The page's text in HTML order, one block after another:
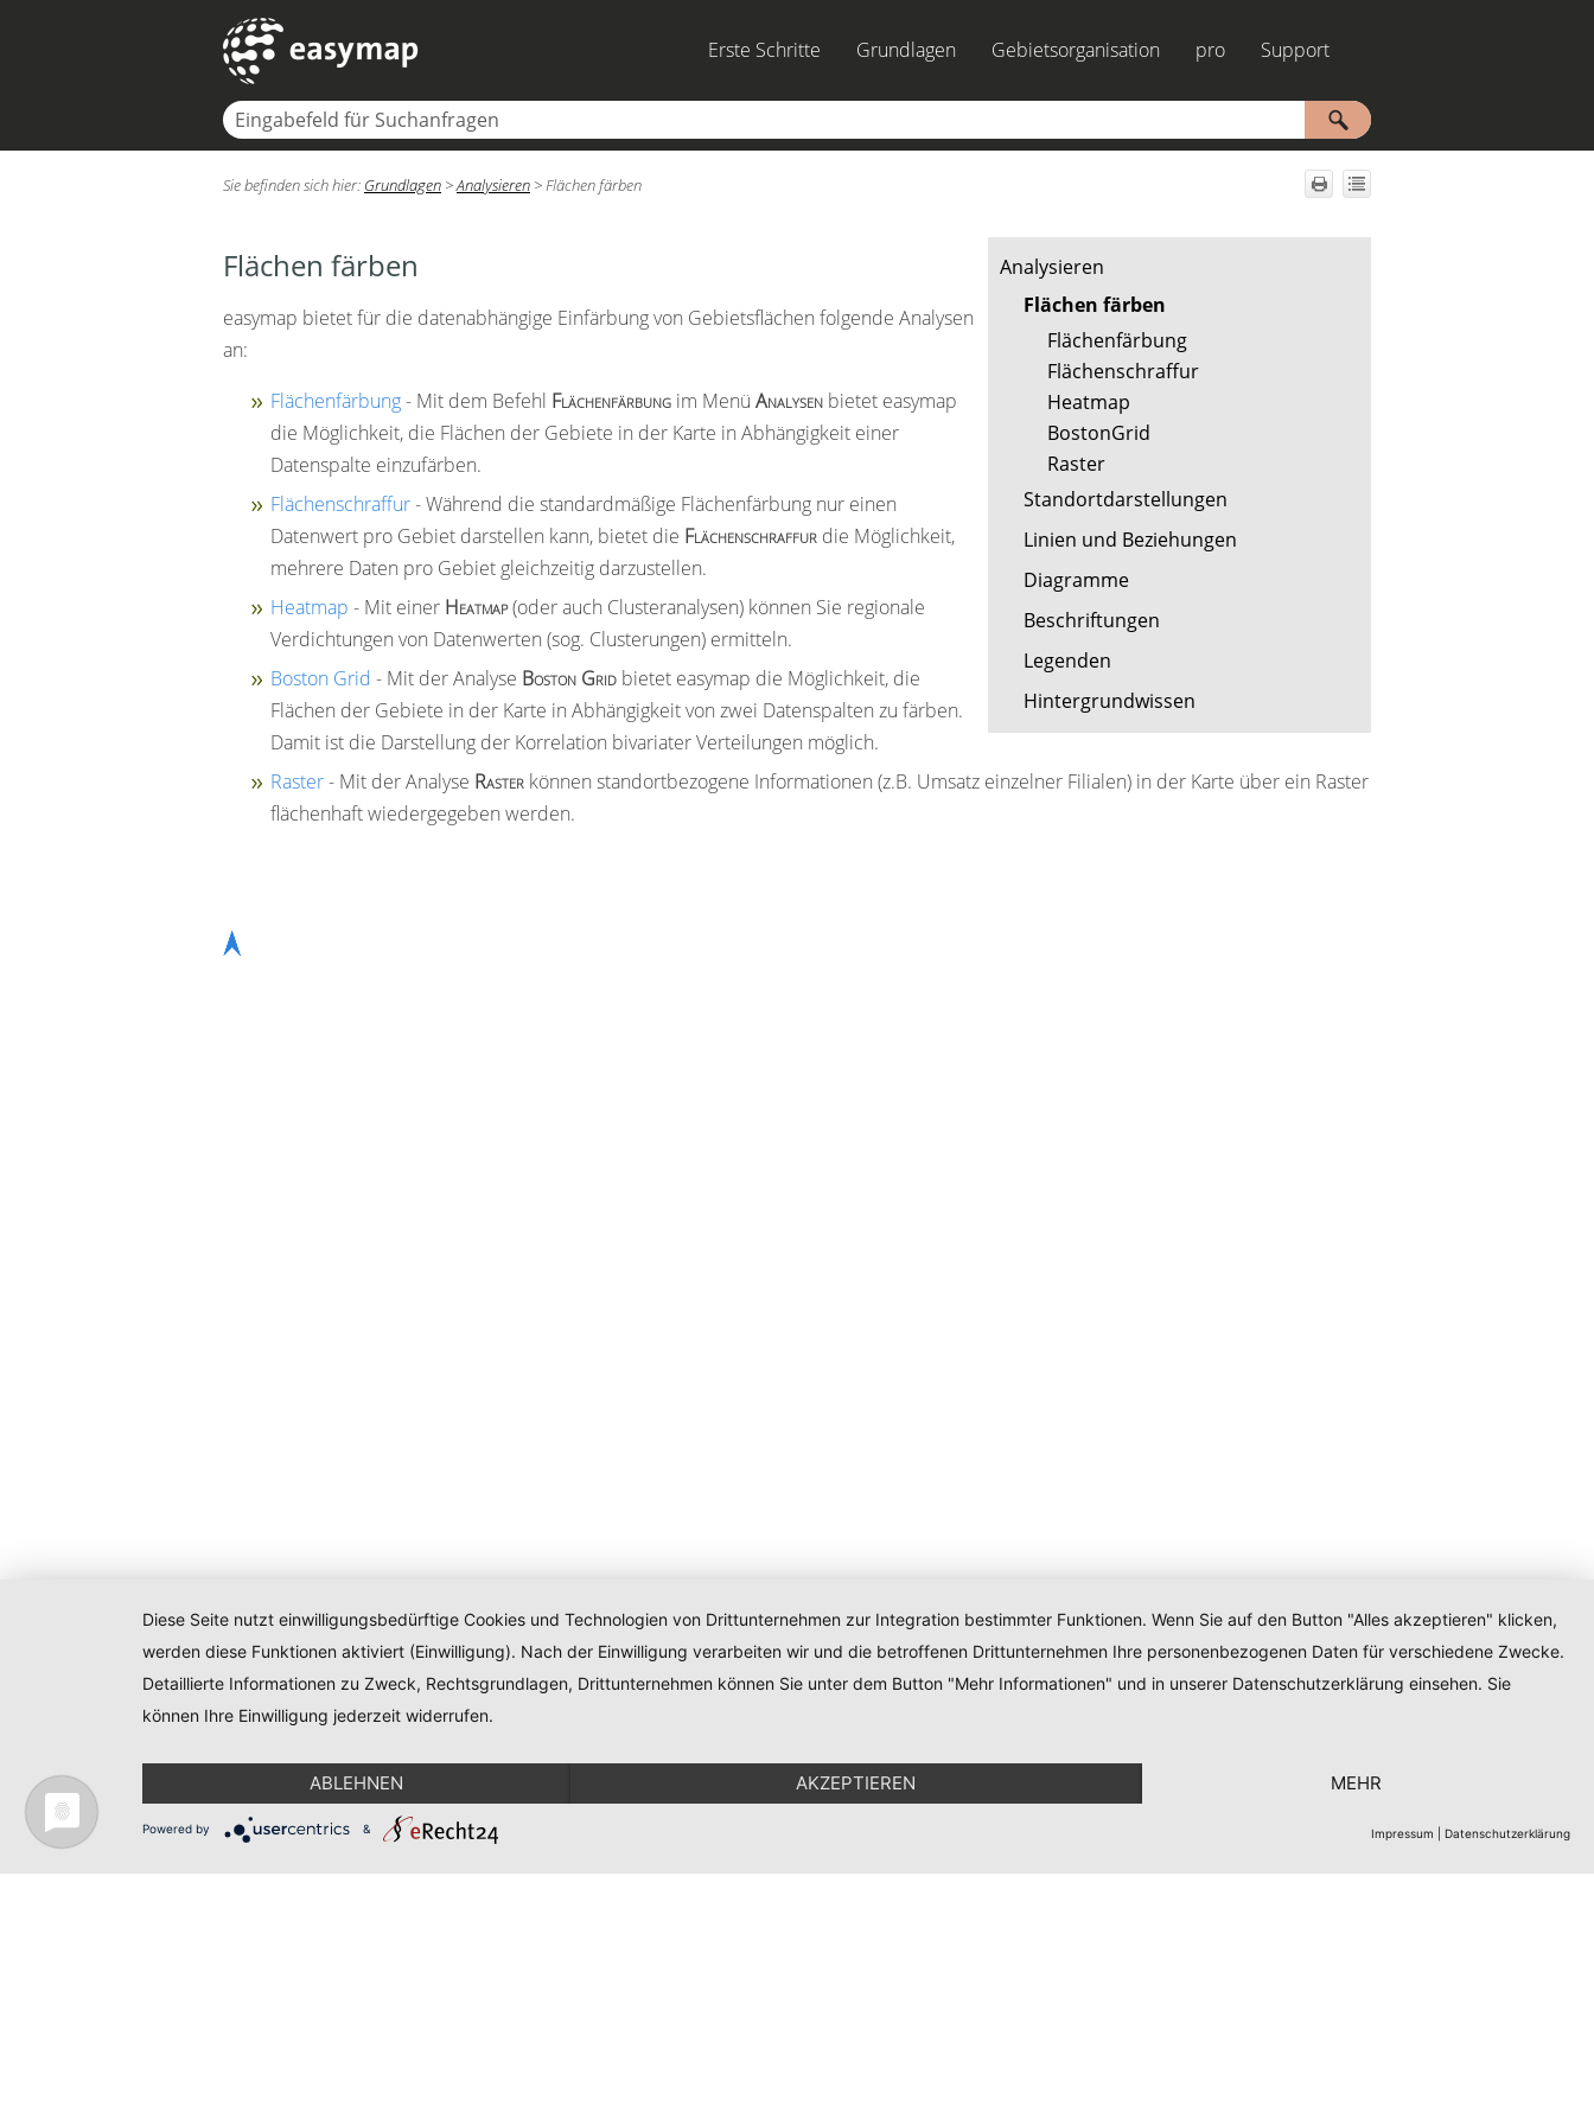
Erste Schritte Grundlagen Gebietsorganisation pro Support
Analysieren
Flächen färben
Flächenfärbung
Flächenschraffur
Heatmap
BostonGrid
Raster
Standortdarstellungen
Linien und Beziehungen
Diagramme
Beschriftungen
Legenden
Hintergrundwissen
Sie befinden sich hier: Grundlagen >Analysieren >Flächen färben
Flächen färben
easymap bietet für die datenabhängige Einfärbung von Gebietsflächen folgende Analysen
an:
Flächenfärbung- Mit dem Befehl Flächenfärbung im Menü Analysen bietet easymap
die Möglichkeit, die Flächen der Gebiete in der Karte in Abhängigkeit einer
Datenspalte einzufärben.
Flächenschraffur- Während die standardmäßige Flächenfärbung nur einen
Datenwert pro Gebiet darstellen kann, bietet die Flächenschraffur die Möglichkeit,
mehrere Daten pro Gebiet gleichzeitig darzustellen.
Heatmap - Mit einer Heatmap(oder auch Clusteranalysen) können Sie regionale
Verdichtungen von Datenwerten (sog. Clusterungen) ermitteln.
Boston Grid - Mit der Analyse Boston Grid bietet easymap die Möglichkeit, die
Flächen der Gebiete in der Karte in Abhängigkeit von zwei Datenspalten zu färben.
Damit ist die Darstellung der Korrelation bivariater Verteilungen möglich.
Raster- Mit der Analyse Raster können standortbezogene Informationen (z.B. Umsatz einzelner Filialen) in der Karte über ein Raster
flächenhaft wiedergegeben werden.
Diese Seite nutzt einwilligungsbedürftige Cookies und Technologien von Drittunternehmen zur Integration bestimmter Funktionen. Wenn Sie auf den Button "Alles akzeptieren" klicken,
werden diese Funktionen aktiviert (Einwilligung). Nach der Einwilligung verarbeiten wir und die betroffenen Drittunternehmen Ihre personenbezogenen Daten für verschiedene Zwecke.
Detaillierte Informationen zu Zweck, Rechtsgrundlagen, Drittunternehmen können Sie unter dem Button "Mehr Informationen" und in unserer Datenschutzerklärung einsehen. Sie
können Ihre Einwilligung jederzeit widerrufen.
ABLEHNEN AKZEPTIEREN MEHR
Powered by & Impressum Datenschutzerklärung